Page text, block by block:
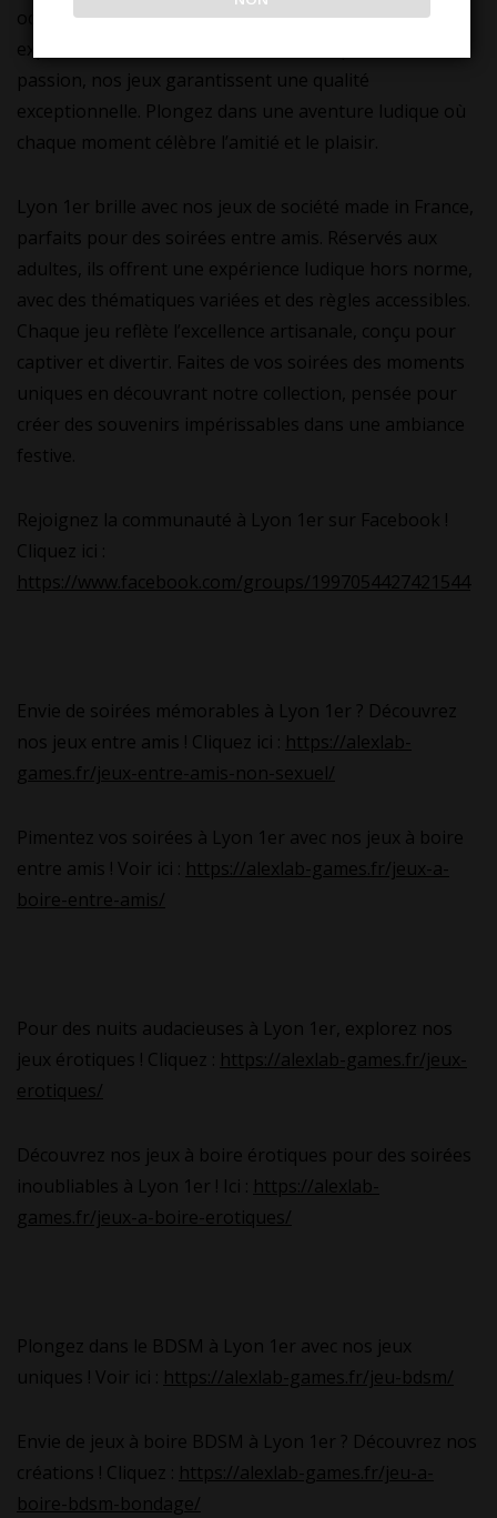
occasion de renforcer les liens avec vos amis, tout en
explorant des univers audacieux. Fabriqués avec
passion, nos jeux garantissent une qualité
exceptionnelle. Plongez dans une aventure ludique où
chaque moment célèbre l’amitié et le plaisir.
Lyon 1er brille avec nos jeux de société made in France,
parfaits pour des soirées entre amis. Réservés aux
adultes, ils offrent une expérience ludique hors norme,
avec des thématiques variées et des règles accessibles.
Chaque jeu reflète l’excellence artisanale, conçu pour
captiver et divertir. Faites de vos soirées des moments
uniques en découvrant notre collection, pensée pour
créer des souvenirs impérissables dans une ambiance
festive.
Rejoignez la communauté à Lyon 1er sur Facebook !
Cliquez ici :
https://www.facebook.com/groups/1997054427421544
Envie de soirées mémorables à Lyon 1er ? Découvrez
nos jeux entre amis ! Cliquez ici : https://alexlab-
games.fr/jeux-entre-amis-non-sexuel/
Pimentez vos soirées à Lyon 1er avec nos jeux à boire
entre amis ! Voir ici : https://alexlab-games.fr/jeux-a-
boire-entre-amis/
Pour des nuits audacieuses à Lyon 1er, explorez nos
jeux érotiques ! Cliquez : https://alexlab-games.fr/jeux-
erotiques/
Découvrez nos jeux à boire érotiques pour des soirées
inoubliables à Lyon 1er ! Ici : https://alexlab-
games.fr/jeux-a-boire-erotiques/
Plongez dans le BDSM à Lyon 1er avec nos jeux
uniques ! Voir ici : https://alexlab-games.fr/jeu-bdsm/
Envie de jeux à boire BDSM à Lyon 1er ? Découvrez nos
créations ! Cliquez : https://alexlab-games.fr/jeu-a-
boire-bdsm-bondage/